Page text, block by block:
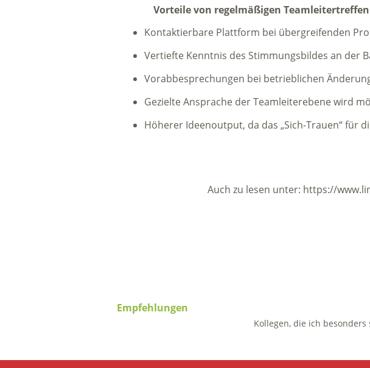
Vorteile von regelmäßigen
Kontaktierbare Plattform bei übergreifenden
Vertiefte Kenntnis des Stimmungsbildes an der
Vorabbesprechungen bei betrieblichen
Gezielte Ansprache der Teamleiterebene wird
Höherer Ideenoutput, da das „Sich-Trauen“ für
Auch zu lesen unter: https://
Empfehlungen
Kollegen, die ich